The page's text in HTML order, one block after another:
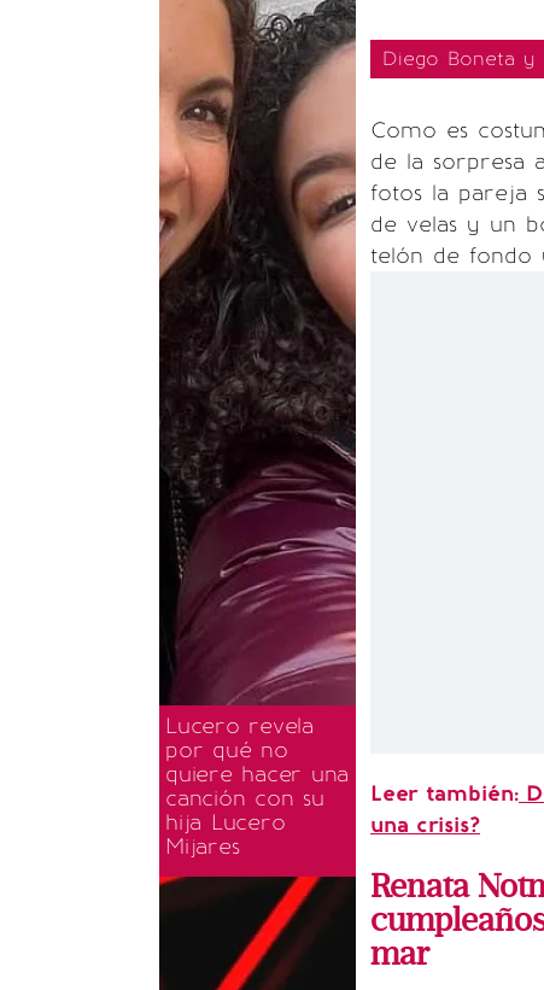
Lucero revela
por qué no
quiere hacer una
canción con su
hija Lucero
Mijares
Diego Boneta y
Como es
de la sorpresa
fotos la pareja
de velas y un
telón de fondo
Leer también:
una crisis?
Renata
mar